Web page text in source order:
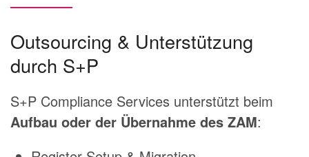
Outsourcing & Unterstützung
durch S+P
S+P Compliance Services unterstützt beim
Aufbau oder der Übernahme des ZAM: